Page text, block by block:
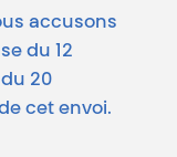
accusons
du 12
20
cet envoi.